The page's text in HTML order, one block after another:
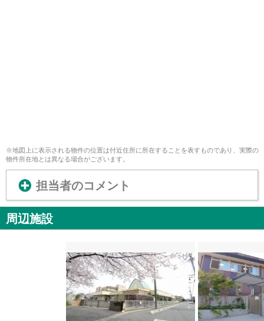
※地図上に表示される物件の位置は付近住所に所在することを表すものであり、実際の
物件所在地とは異なる場合がございます。
担当者のコメント
周辺施設